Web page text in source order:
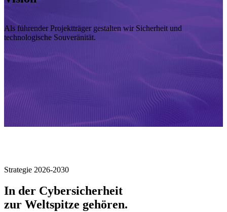
Als führender Projektträger gestalten wir Sicherheit und
technologische Souveränität.
Strategie 2026-2030
In der Cybersicherheit
zur Weltspitze gehören.